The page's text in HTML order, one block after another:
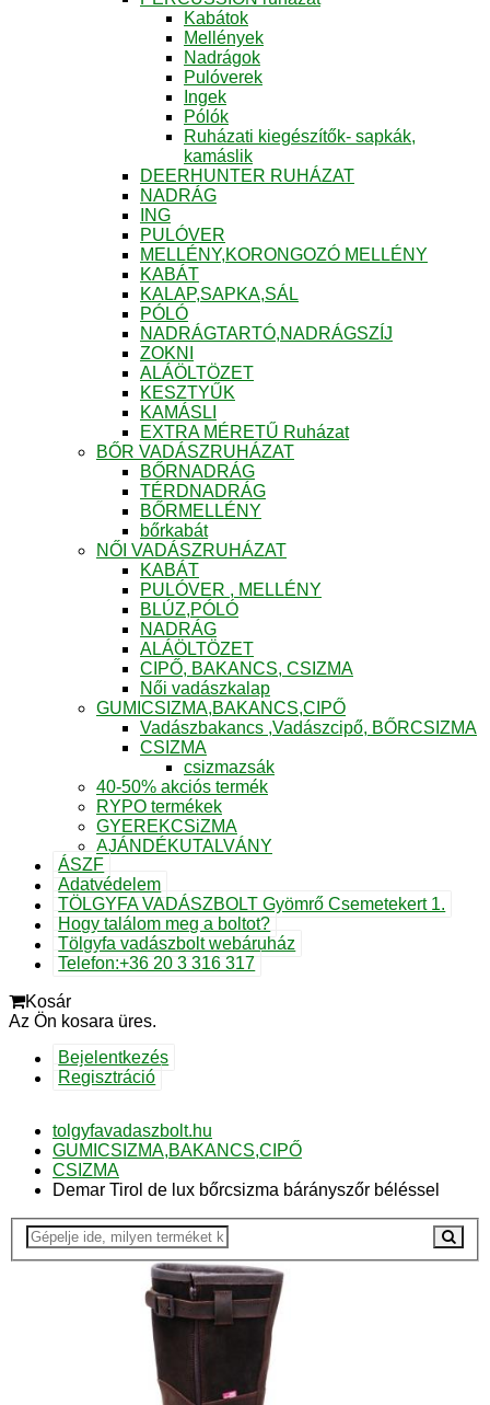
Kabátok
Mellények
Nadrágok
Pulóverek
Ingek
Pólók
Ruházati kiegészítők- sapkák,
kamáslik
DEERHUNTER RUHÁZAT
NADRÁG
ING
PULÓVER
MELLÉNY,KORONGOZÓ MELLÉNY
KABÁT
KALAP,SAPKA,SÁL
PÓLÓ
NADRÁGTARTÓ,NADRÁGSZÍJ
ZOKNI
ALÁÖLTÖZET
KESZTYŰK
KAMÁSLI
EXTRA MÉRETŰ Ruházat
BŐR VADÁSZRUHÁZAT
BŐRNADRÁG
TÉRDNADRÁG
BŐRMELLÉNY
bőrkabát
NŐI VADÁSZRUHÁZAT
KABÁT
PULÓVER , MELLÉNY
BLÚZ,PÓLÓ
NADRÁG
ALÁÖLTÖZET
CIPŐ, BAKANCS, CSIZMA
Női vadászkalap
GUMICSIZMA,BAKANCS,CIPŐ
Vadászbakancs ,Vadászcipő, BŐRCSIZMA
CSIZMA
csizmazsák
40-50% akciós termék
RYPO termékek
GYEREKCSiZMA
AJÁNDÉKUTALVÁNY
ÁSZF
Adatvédelem
TÖLGYFA VADÁSZBOLT Gyömrő Csemetekert 1.
Hogy találom meg a boltot?
Tölgyfa vadászbolt webáruház
Telefon:+36 20 3 316 317
Kosár
Az Ön kosara üres.
Bejelentkezés
Regisztráció
tolgyfavadaszbolt.hu
GUMICSIZMA,BAKANCS,CIPŐ
CSIZMA
Demar Tirol de lux bőrcsizma bárányszőr béléssel